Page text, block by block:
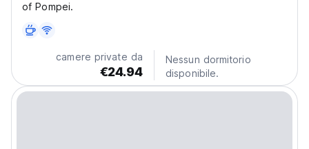
of Pompei.
camere private da
€24.94
Nessun dormitorio
disponibile.